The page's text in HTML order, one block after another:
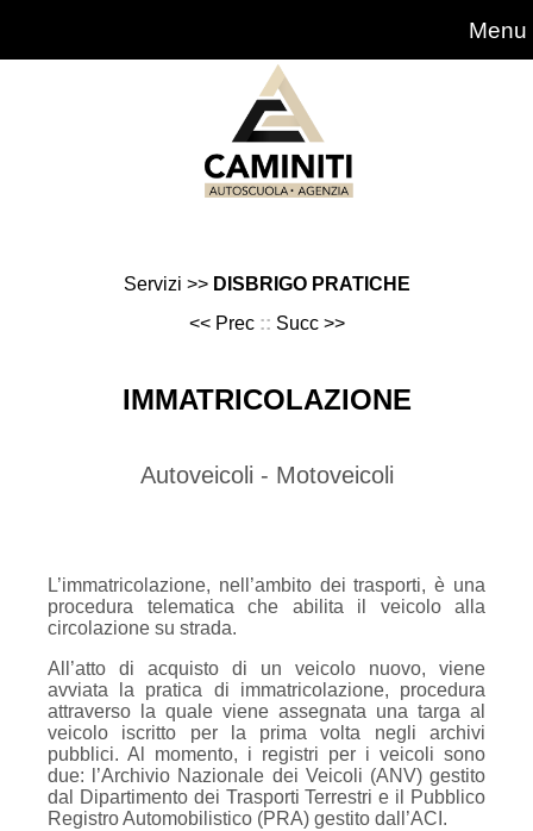
Servizi >> DISBRIGO PRATICHE
<< Prec:: Succ >>
IMMATRICOLAZIONE
Autoveicoli - Motoveicoli
L’immatricolazione, nell’ambito dei trasporti, è una
procedura telematica che abilita il veicolo alla
circolazione su strada.
All’atto di acquisto di un veicolo nuovo, viene
avviata la pratica di immatricolazione, procedura
attraverso la quale viene assegnata una targa al
veicolo iscritto per la prima volta negli archivi
pubblici. Al momento, i registri per i veicoli sono
due: l’Archivio Nazionale dei Veicoli (ANV) gestito
dal Dipartimento dei Trasporti Terrestri e il Pubblico
Registro Automobilistico (PRA) gestito dall’ACI.